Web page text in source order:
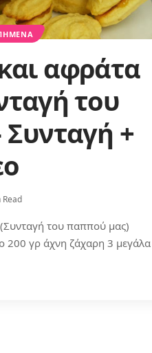
αφράτα
του
+
Read
του παππού μας)
200 γρ άχνη ζάχαρη 3 μεγάλα